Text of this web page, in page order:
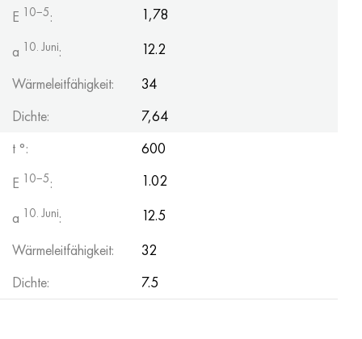
E 10−5:
1,78
a 10. Juni:
12.2
Wärmeleitfähigkeit:
34
Dichte:
7,64
t °:
600
E 10−5:
1.02
a 10. Juni:
12.5
Wärmeleitfähigkeit:
32
Dichte:
7.5
Hastelloy C-276
Hastelloy C2000
Hastelloy 3
Udimet 500
Udimet 720
40HFA, 1.7223, aisi 4142
45H, 45h, 1.7035
45HN2MFA, k2425, 45hnmf